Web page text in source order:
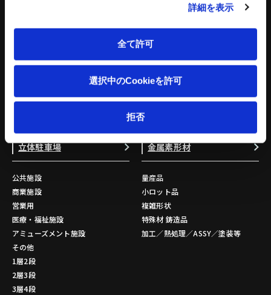
詳細を表示
全て許可
選択中のCookieを許可
拒否
連続式混合機
もみがら粉砕機
縦型固液分離装置
建設機械 関連記事
立体駐車場
公共施設
商業施設
営業用
医療・福祉施設
アミューズメント施設
その他
1層2段
2層3段
3層4段
金属素形材
量産品
小ロット品
複雑形状
特殊材 鋳造品
加工／熱処理／ASSY／塗装等